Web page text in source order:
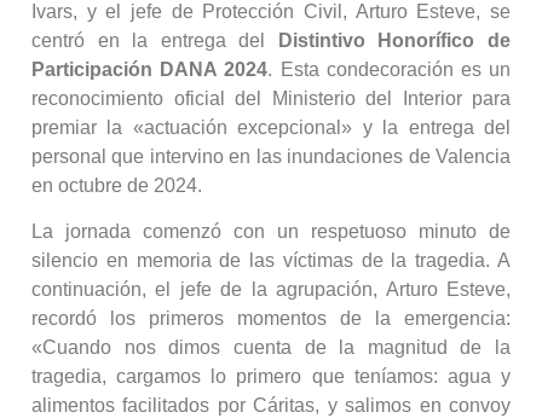
Ivars, y el jefe de Protección Civil, Arturo Esteve, se
centró en la entrega del
Distintivo Honorífico de
Participación DANA 2024. Esta condecoración es un
reconocimiento oficial del Ministerio del Interior para
premiar la «actuación excepcional» y la entrega del
personal que intervino en las inundaciones de Valencia
en octubre de 2024.
La jornada comenzó con un respetuoso minuto de
silencio en memoria de las víctimas de la tragedia. A
continuación, el jefe de la agrupación, Arturo Esteve,
recordó los primeros momentos de la emergencia:
«Cuando nos dimos cuenta de la magnitud de la
tragedia, cargamos lo primero que teníamos: agua y
alimentos facilitados por Cáritas, y salimos en convoy